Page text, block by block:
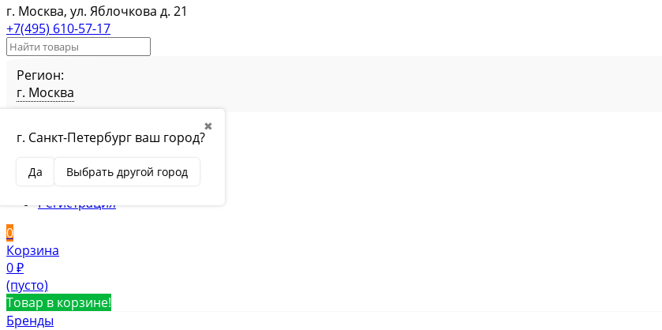
г. Москва, ул. Яблочкова д. 21
+7(495) 610-57-17
Регион:
г. Москва
✖
г. Санкт-Петербург ваш город?
Да Выбрать другой город
СравнениеТовар в сравнении
Вход
Регистрация
0
Корзина
0 ₽
(пусто)
Товар в корзине!
Бренды